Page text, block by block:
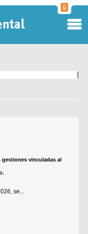
vinculadas al
se...